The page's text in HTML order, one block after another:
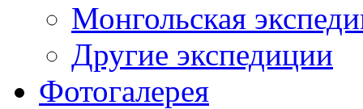
Монгольская
Другие экспедиции
Фотогалерея